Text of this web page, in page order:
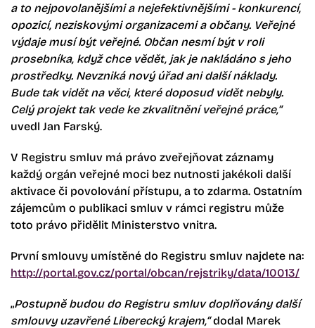
a to nejpovolanějšími a nejefektivnějšími - konkurencí,
opozicí, neziskovými organizacemi a občany. Veřejné
výdaje musí být veřejné. Občan nesmí být v roli
prosebníka, když chce vědět, jak je nakládáno s jeho
prostředky. Nevzniká nový úřad ani další náklady.
Bude tak vidět na věci, které doposud vidět nebyly.
Celý projekt tak vede ke zkvalitnění veřejné práce,“
uvedl Jan Farský.
V Registru smluv má právo zveřejňovat záznamy
každý orgán veřejné moci bez nutnosti jakékoli další
aktivace či povolování přístupu, a to zdarma. Ostatním
zájemcům o publikaci smluv v rámci registru může
toto právo přidělit Ministerstvo vnitra.
První smlouvy umístěné do Registru smluv najdete na:
http://portal.gov.cz/portal/obcan/rejstriky/data/10013/
„Postupně budou do Registru smluv doplňovány další
smlouvy uzavřené Liberecký krajem,“dodal Marek